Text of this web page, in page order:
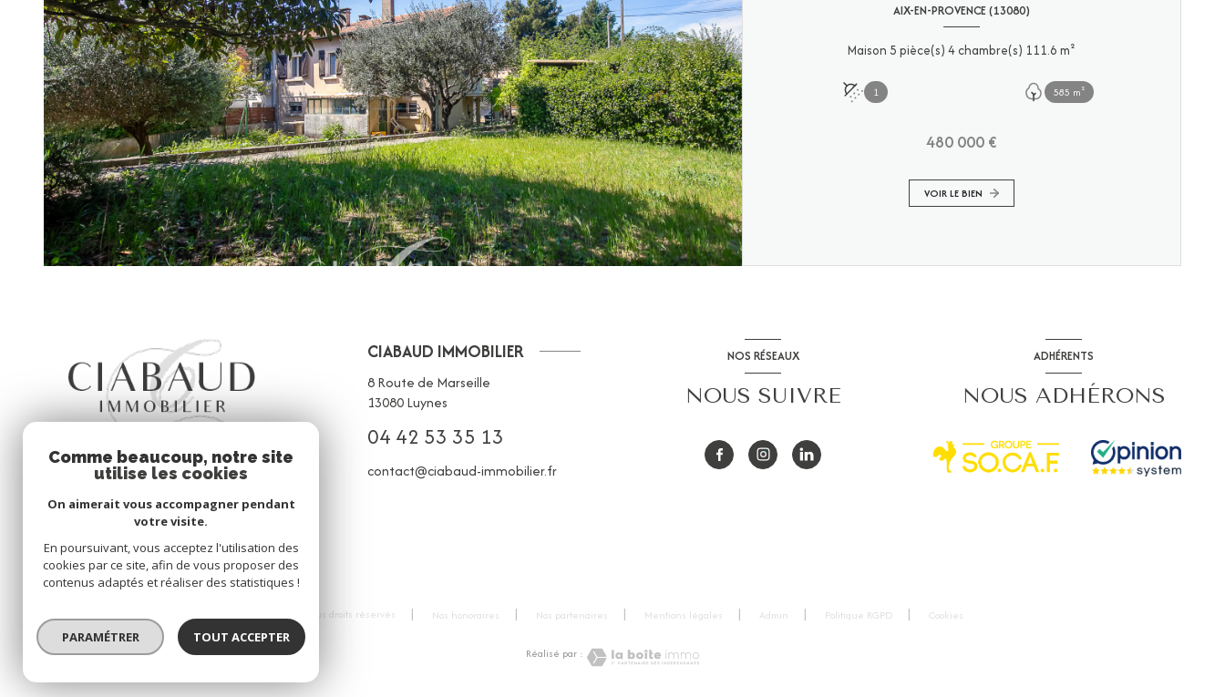
AIX-EN-PROVENCE (13080)
Maison 5 pièce(s) 4 chambre(s) 111.6 m²
1 585 m²
480 000 €
VOIR LE BIEN
CIABAUD IMMOBILIER
8 Route de Marseille
13080Luynes
04 42 53 35 13
contact@ciabaud-immobilier.fr
NOS RÉSEAUX
NOUS SUIVRE
ADHÉRENTS
NOUS ADHÉRONS
© 2026 | Tous droits réservés Nos honoraires Nos partenaires Mentions légales Admin Politique RGPD Cookies
Réalisé par :
Comme beaucoup, notre site
utilise les cookies
On aimerait vous accompagner pendant
votre visite.
En poursuivant, vous acceptez l'utilisation des
cookies par ce site, afin de vous proposer des
contenus adaptés et réaliser des statistiques !
PARAMÉTRER TOUT ACCEPTER